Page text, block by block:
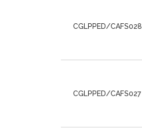
CGLPPED/CAFS028
CGLPPED/CAFS027